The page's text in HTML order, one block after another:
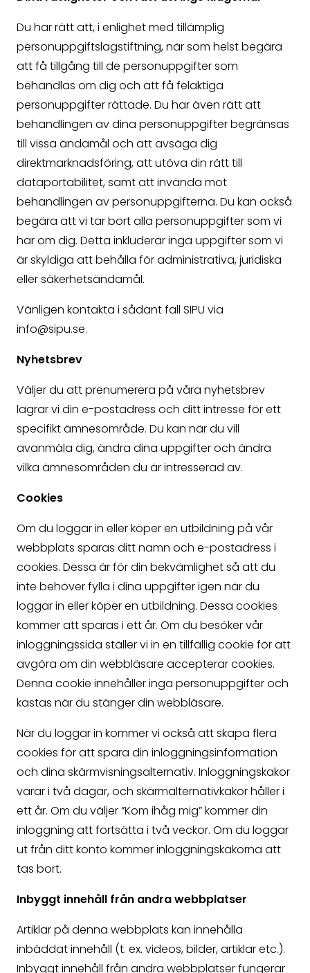
Du har rätt att, i enlighet med tillämplig
personuppgiftslagstiftning, när som helst begära
att få tillgång till de personuppgifter som
behandlas om dig och att få felaktiga
personuppgifter rättade. Du har även rätt att
behandlingen av dina personuppgifter begränsas
till vissa ändamål och att avsäga dig
direktmarknadsföring, att utöva din rätt till
dataportabilitet, samt att invända mot
behandlingen av personuppgifterna. Du kan också
begära att vi tar bort alla personuppgifter som vi
har om dig. Detta inkluderar inga uppgifter som vi
är skyldiga att behålla för administrativa, juridiska
eller säkerhetsändamål.
Vänligen kontakta i sådant fall SIPU via
info@sipu.se.
Nyhetsbrev
Väljer du att prenumerera på våra nyhetsbrev
lagrar vi din e-postadress och ditt intresse för ett
specifikt ämnesområde. Du kan när du vill
avanmäla dig, ändra dina uppgifter och ändra
vilka ämnesområden du är intresserad av.
Cookies
Om du loggar in eller köper en utbildning på vår
webbplats sparas ditt namn och e-postadress i
cookies. Dessa är för din bekvämlighet så att du
inte behöver fylla i dina uppgifter igen när du
loggar in eller köper en utbildning. Dessa cookies
kommer att sparas i ett år. Om du besöker vår
inloggningssida ställer vi in en tillfällig cookie för att
avgöra om din webbläsare accepterar cookies.
Denna cookie innehåller inga personuppgifter och
kastas när du stänger din webbläsare.
När du loggar in kommer vi också att skapa flera
cookies för att spara din inloggningsinformation
och dina skärmvisningsalternativ. Inloggningskakor
varar i två dagar, och skärmalternativkakor håller i
ett år. Om du väljer ”Kom ihåg mig” kommer din
inloggning att fortsätta i två veckor. Om du loggar
ut från ditt konto kommer inloggningskakorna att
tas bort.
Inbyggt innehåll från andra webbplatser
Artiklar på denna webbplats kan innehålla
inbäddat innehåll (t. ex. videos, bilder, artiklar etc.).
Inbyggt innehåll från andra webbplatser fungerar